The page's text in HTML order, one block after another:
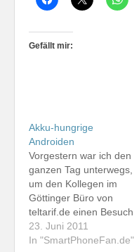
Gefällt mir:
Akku-hungrige
Androiden
Vorgestern war ich den
ganzen Tag unterwegs,
um den Kollegen im
Göttinger Büro von
teltarif.de einen Besuch
abzustatten. Mit im
Gepäck hatte ich das
23. Juni 2011
In "SmartPhoneFan.de"